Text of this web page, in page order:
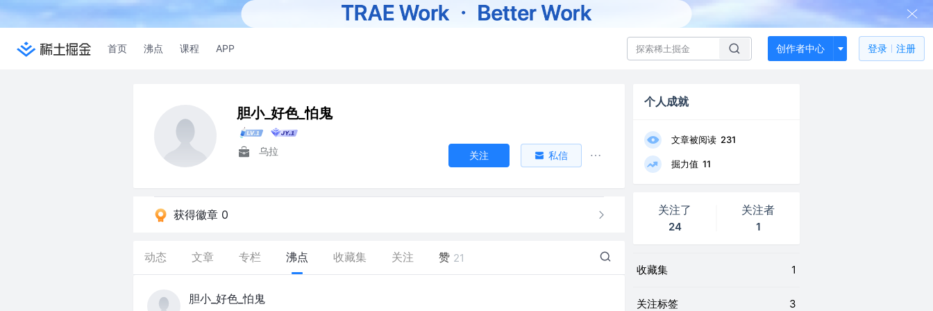
首页 沸点 课程 APP 创作者中心 登录 注册
胆小_好色_怕鬼
乌拉 关注 私信
获得徽章 0
动态 文章 专栏 沸点 收藏集 关注 赞 21
胆小_好色_怕鬼
个人成就
文章被阅读 231
掘力值 11
关注了
24
关注者
1
收藏集 1
关注标签 3